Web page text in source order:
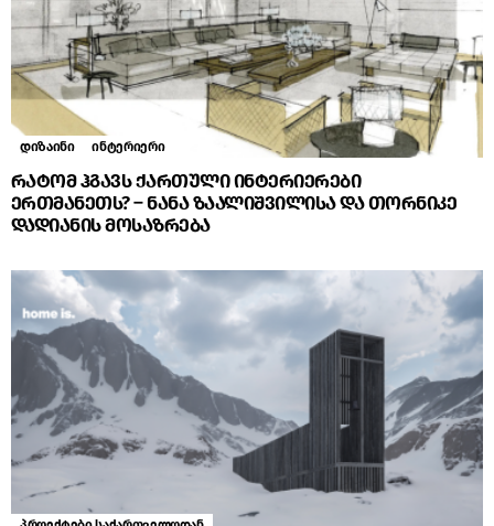
დიზაინი ინტერიერი
რატომ ჰგავს ქართული ინტერიერები
ერთმანეთს? – ნანა ზაალიშვილისა და თორნიკე
დადიანის მოსაზრება